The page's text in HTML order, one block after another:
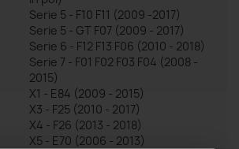
Serie 5 - F10 F11 (2009 -2017)
Serie 5 - GT F07 (2009 - 2017)
Serie 6 - F12 F13 F06 (2010 - 2018)
Serie 7 - F01 F02 F03 F04 (2008 -
2015)
X1 - E84 (2009 - 2015)
X3 - F25 (2010 - 2017)
X4 - F26 (2013 - 2018)
X5 - E70 (2006 - 2013)